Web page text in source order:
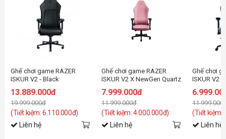
Ghế chơi game RAZER
ISKUR V2 - Black
13.889.000đ
19.999.000đ
(Tiết kiệm: 6.110.000đ)
Liên hệ
Ghế chơi game RAZER
ISKUR V2 X NewGen Quartz
7.999.000đ
11.999.000đ
(Tiết kiệm: 4.000.000đ)
Liên hệ
Ghế chơi
ISKUR V2
(Tiết kiệm:
Liên hệ